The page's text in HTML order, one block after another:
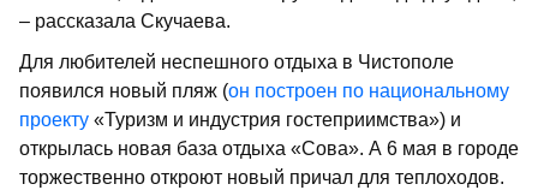
– рассказала Скучаева.
Для любителей неспешного отдыха в Чистополе
появился новый пляж (он построен по национальному
проекту «Туризм и индустрия гостеприимства») и
открылась новая база отдыха «Сова». А 6 мая в городе
торжественно откроют новый причал для теплоходов.